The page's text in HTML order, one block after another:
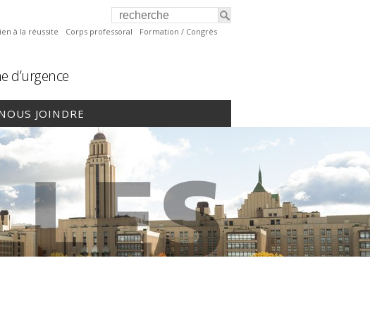
à la réussite Corps professoral Formation / Congrès
d’urgence
JOINDRE